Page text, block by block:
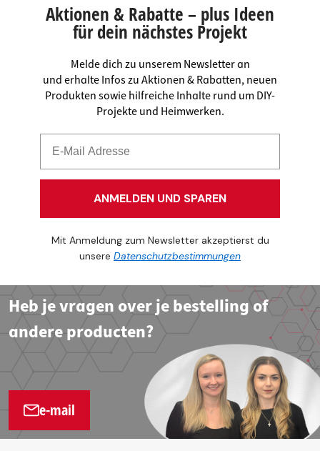
Aktionen & Rabatte – plus Ideen
für dein nächstes Projekt
Melde dich zu unserem Newsletter an
und erhalte Infos zu Aktionen & Rabatten, neuen
Produkten sowie hilfreiche Inhalte rund um DIY-
Projekte und Heimwerken.
ANMELDEN UND SPAREN
Mit Anmeldung zum Newsletter akzeptierst du
unsere Datenschutzbestimmungen
Heb je vragen over je bestelling of
andere producten?
e-mail